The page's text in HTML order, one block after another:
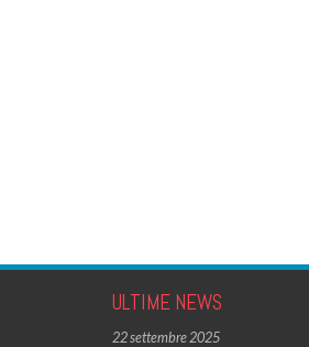
ULTIME NEWS
22 settembre 2025